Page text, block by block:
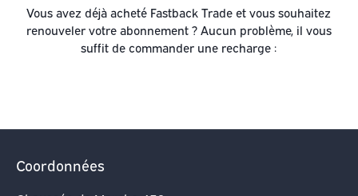
Vous avez déjà acheté Fastback Trade et vous souhaitez
renouveler votre abonnement ? Aucun problème, il vous
suffit de commander une recharge :
Coordonnées